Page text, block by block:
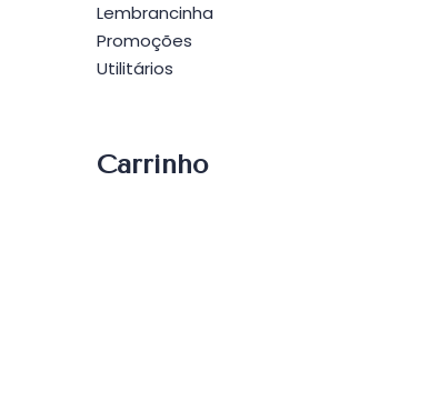
Lembrancinha
Promoções
Utilitários
Carrinho